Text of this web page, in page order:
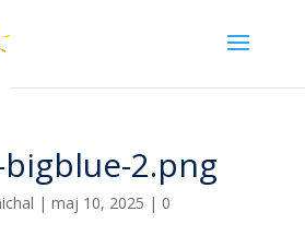
2.png
| maj 10, 2025 | 0